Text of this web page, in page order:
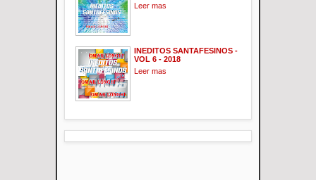
Leer mas
INEDITOS SANTAFESINOS -
VOL 6 - 2018
Leer mas